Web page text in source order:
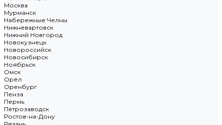
Москва
Мурманск
Набережные Челны
Нижневартовск
Нижний Новгород
Новокузнецк
Новороссийск
Новосибирск
Ноябрьск
Омск
Орёл
Оренбург
Пенза
Пермь
Петрозаводск
Ростов-на-Дону